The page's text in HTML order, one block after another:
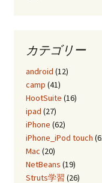
カテゴリー
android (12)
camp (41)
HootSuite (16)
ipad (27)
iPhone (62)
iPhone_iPod touch
Mac (20)
NetBeans (19)
Struts学習 (26)